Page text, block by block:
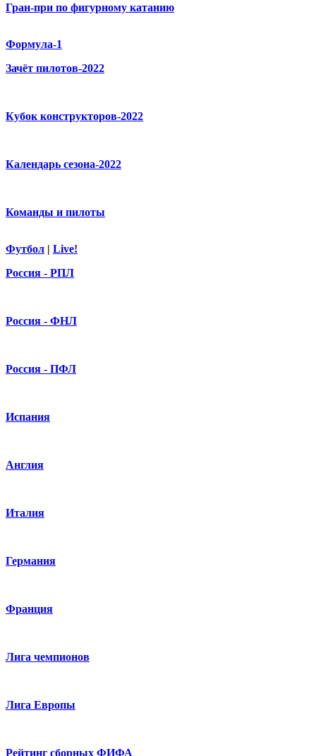
Гран-при по фигурному катанию
Формула-1
Зачёт пилотов-2022
Кубок конструкторов-2022
Календарь сезона-2022
Команды и пилоты
Футбол | Live!
Россия - РПЛ
Россия - ФНЛ
Россия - ПФЛ
Испания
Англия
Италия
Германия
Франция
Лига чемпионов
Лига Европы
Рейтинг сборных ФИФА